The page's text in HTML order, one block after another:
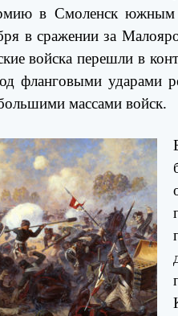
в Смоленск южным
в сражении за
войска перешли в
фланговыми ударами
массами войск.